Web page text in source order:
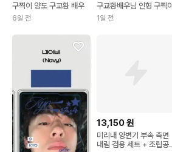
구찍이 양도 구교환 배우
6일 전
구교환배우님 인형 구찍이
1일 전
13,150원
미리내 양변기 부속 측면
내림 겸용 세트 + 조립공